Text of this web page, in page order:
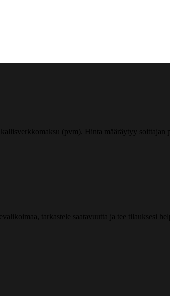
(pvm). Hinta määräytyy soittajan
tarkastele saatavuutta ja tee tilauksesi